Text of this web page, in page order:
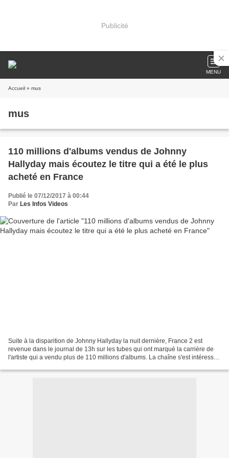
Publicité
MENU
Accueil » mus
mus
110 millions d'albums vendus de Johnny
Hallyday mais écoutez le titre qui a été le plus
acheté en France
Publié le 07/12/2017 à 00:44
Par Les Infos Videos
Suite à la disparition de Johnny Hallyday la nuit dernière, France 2 est
revenue dans le journal de 13h sur les tubes qui ont marqué la carrière de
l'artiste qui a vendu plus de 110 millions d'albums. La chaîne s'est intéressée